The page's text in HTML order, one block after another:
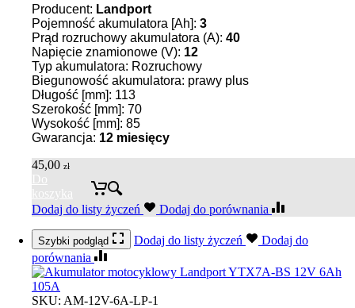
Producent: Landport
Pojemność akumulatora [Ah]: 3
Prąd rozruchowy akumulatora (A): 40
Napięcie znamionowe (V): 12
Typ akumulatora: Rozruchowy
Biegunowość akumulatora: prawy plus
Długość [mm]: 113
Szerokość [mm]: 70
Wysokość [mm]: 85
Gwarancja: 12 miesięcy
45,00 zł
Do
koszyka
Dodaj do listy życzeń
Dodaj do porównania
Szybki podgląd Dodaj do listy życzeń
Dodaj do
porównania
SKU: AM-12V-6A-LP-1